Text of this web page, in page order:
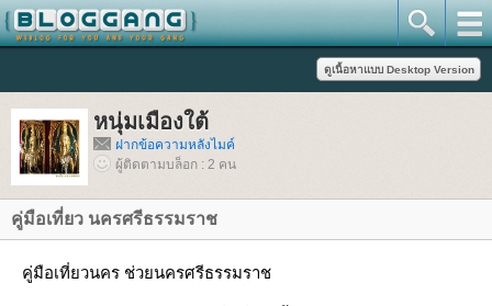
หนุ่มเมืองใต้
ฝากข้อความหลังไมค์
ผู้ติดตามบล็อก : 2 คน
คู่มือเที่ยว นครศรีธรรมราช
คู่มือเที่ยวนคร ช่วยนครศรีธรรมราช